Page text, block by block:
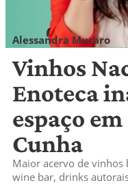
Alessandra Muraro
Vinhos
Enoteca
espaço
Cunha
Maior acervo de vinhos
wine bar, drinks